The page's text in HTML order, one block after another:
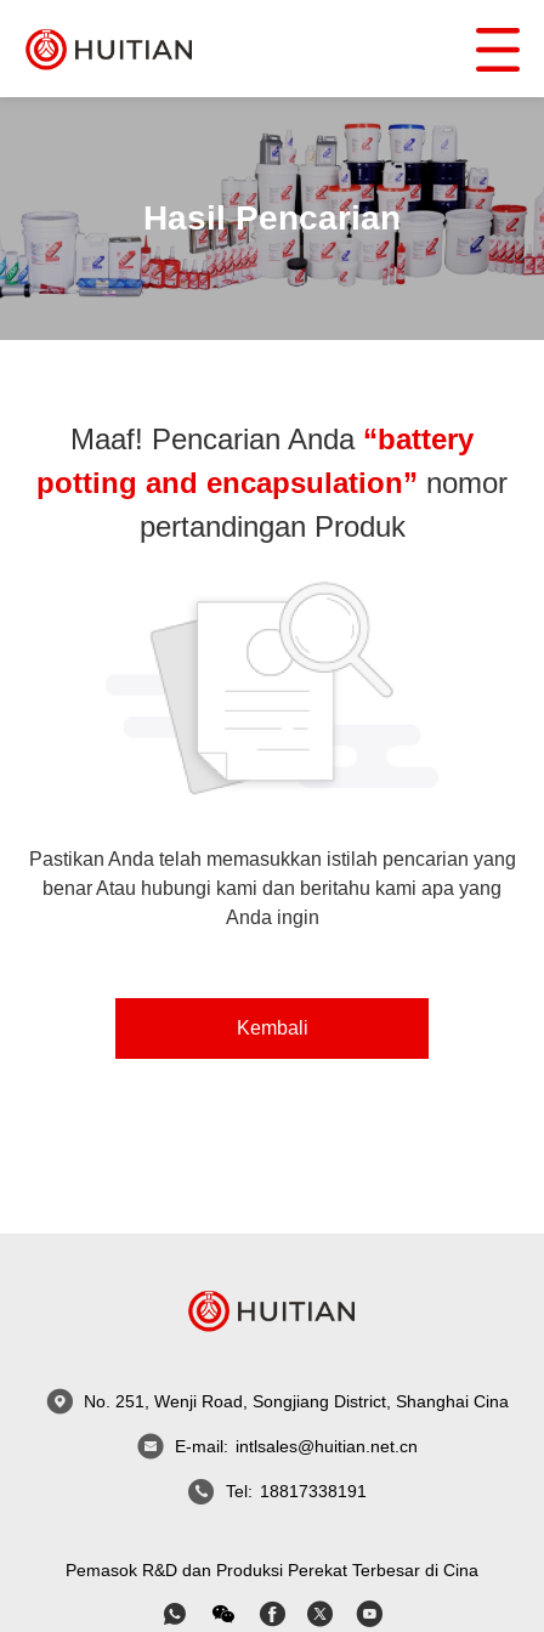
Hasil Pencarian
Maaf! Pencarian Anda “battery
potting and encapsulation” nomor
pertandingan Produk
Pastikan Anda telah memasukkan istilah pencarian yang
benar Atau hubungi kami dan beritahu kami apa yang
Anda ingin
Kembali
No. 251, Wenji Road, Songjiang District, Shanghai Cina
E-mail: intlsales@huitian.net.cn
Tel: 18817338191
Pemasok R&D dan Produksi Perekat Terbesar di Cina